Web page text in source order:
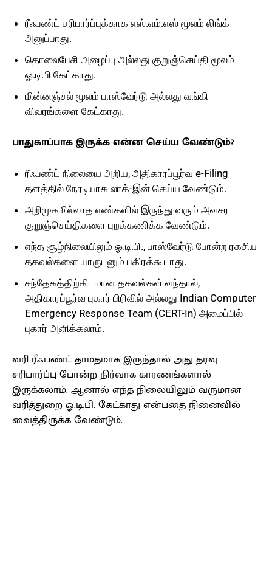
ரீஃபண்ட் சரிபார்ப்புக்காக எஸ்.எம்.எஸ் மூலம் லிங்க்
அனுப்பாது.
தொலைபேசி அழைப்பு அல்லது குறுஞ்செய்தி மூலம்
ஓ.டி.பி கேட்காது.
மின்னஞ்சல் மூலம் பாஸ்வேர்டு அல்லது வங்கி
விவரங்களை கேட்காது.
பாதுகாப்பாக இருக்க என்ன செய்ய வேண்டும்?
ரீஃபண்ட் நிலையை அறிய, அதிகாரப்பூர்வ e-Filing
தளத்தில் நேரடியாக லாக்-இன் செய்ய வேண்டும்.
அறிமுகமில்லாத எண்களில் இருந்து வரும் அவசர
குறுஞ்செய்திகளை புறக்கணிக்க வேண்டும்.
எந்த சூழ்நிலையிலும் ஓ.டி.பி., பாஸ்வேர்டு போன்ற ரகசிய
தகவல்களை யாருடனும் பகிரக்கூடாது.
சந்தேகத்திற்கிடமான தகவல்கள் வந்தால்,
அதிகாரப்பூர்வ புகார் பிரிவில் அல்லது Indian Computer
Emergency Response Team (CERT-In) அமைப்பில்
புகார் அளிக்கலாம்.
வரி ரீஃபண்ட் தாமதமாக இருந்தால் அது தரவு
சரிபார்ப்பு போன்ற நிர்வாக காரணங்களால்
இருக்கலாம். ஆனால் எந்த நிலையிலும் வருமான
வரித்துறை ஓ.டி.பி. கேட்காது என்பதை நினைவில்
வைத்திருக்க வேண்டும்.